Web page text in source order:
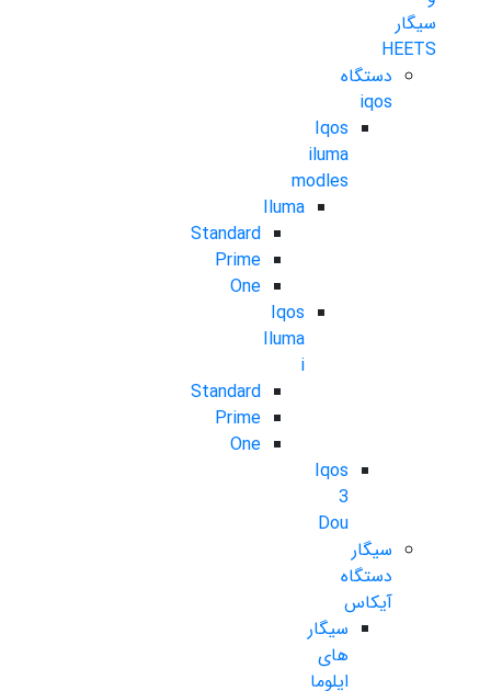
سیگار
HEETS
دستگاه
iqos
Iqos
iluma
modles
Iluma
Standard
Prime
One
Iqos
Iluma
i
Standard
Prime
One
Iqos
3
Dou
سیگار
دستگاه
آیکاس
سیگار
های
ایلوما